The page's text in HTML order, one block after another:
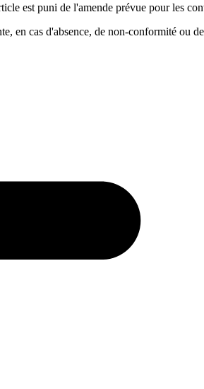
est puni de l'amende prévue pour les
cas d'absence, de non-conformité ou